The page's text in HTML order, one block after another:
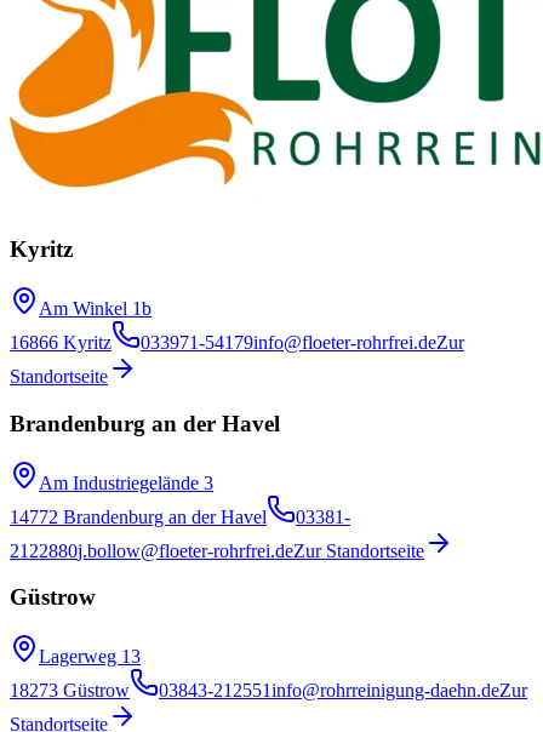
Kyritz
Am Winkel 1b
16866 Kyritz
033971-54179info@floeter-rohrfrei.deZur
Standortseite
Brandenburg an der Havel
Am Industriegelände 3
14772 Brandenburg an der Havel
03381-
2122880j.bollow@floeter-rohrfrei.deZur Standortseite
Güstrow
Lagerweg 13
18273 Güstrow
03843-212551info@rohrreinigung-daehn.deZur
Standortseite